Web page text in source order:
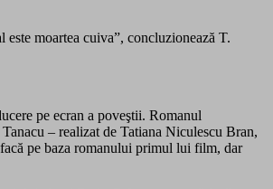
moartea cuiva”, concluzionează T.
pe ecran a poveştii. Romanul
– realizat de Tatiana Niculescu Bran,
pe baza romanului primul lui film, dar